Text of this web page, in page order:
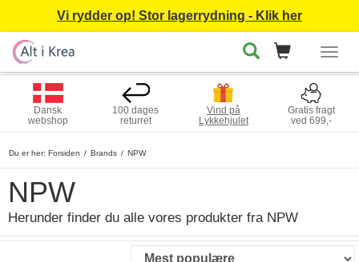
Vi rydder op! Stor lagerrydning - Klik her
Dansk
webshop
100 dages
returret
Vind på
Lykkehjulet
Gratis fragt
ved 699,-
Du er her: Forsiden Brands NPW
NPW
Herunder finder du alle vores produkter fra NPW